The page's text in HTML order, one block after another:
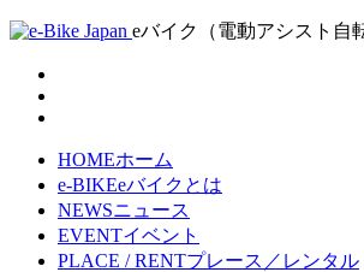
eバイク（電動アシスト自
HOMEホーム
e-BIKEeバイクとは
NEWSニュース
EVENTイベント
PLACE / RENTプレース／レンタル